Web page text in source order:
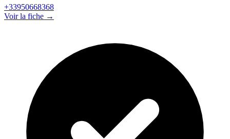
+33950668368
Voir la fiche →